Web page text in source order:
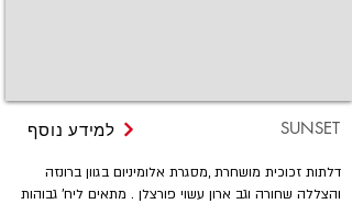
למידע נוסף SUNSET
דלתות זכוכית מושחרת ,מסגרת אלומיניום בגוון ברונזה
והצללה שחורה וגב ארון עשוי פורצלן . מתאים ליח' גבוהות